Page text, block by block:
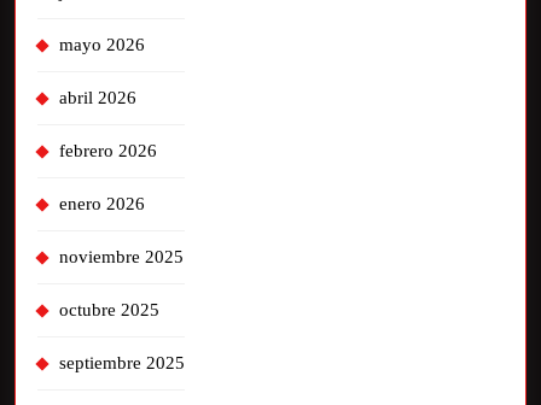
mayo 2026
abril 2026
febrero 2026
enero 2026
noviembre 2025
octubre 2025
septiembre 2025